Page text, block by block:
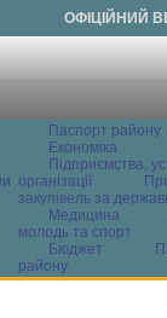
ОФІЦІЙНИЙ
Паспорт району
Економіка
Підприємства,
організації
закупівель за
Медицина
молодь та спорт
Бюджет
району